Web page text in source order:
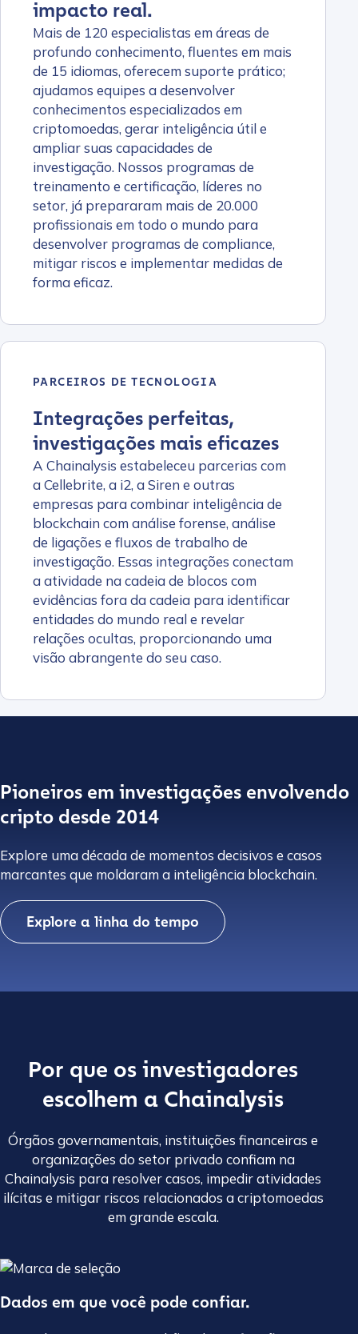
impacto real.
Mais de 120 especialistas em áreas de
profundo conhecimento, fluentes em mais
de 15 idiomas, oferecem suporte prático;
ajudamos equipes a desenvolver
conhecimentos especializados em
criptomoedas, gerar inteligência útil e
ampliar suas capacidades de
investigação. Nossos programas de
treinamento e certificação, líderes no
setor, já prepararam mais de 20.000
profissionais em todo o mundo para
desenvolver programas de compliance,
mitigar riscos e implementar medidas de
forma eficaz.
PARCEIROS DE TECNOLOGIA
Integrações perfeitas,
investigações mais eficazes
A Chainalysis estabeleceu parcerias com
a Cellebrite, a i2, a Siren e outras
empresas para combinar inteligência de
blockchain com análise forense, análise
de ligações e fluxos de trabalho de
investigação. Essas integrações conectam
a atividade na cadeia de blocos com
evidências fora da cadeia para identificar
entidades do mundo real e revelar
relações ocultas, proporcionando uma
visão abrangente do seu caso.
Pioneiros em investigações envolvendo
cripto desde 2014
Explore uma década de momentos decisivos e casos
marcantes que moldaram a inteligência blockchain.
Explore a linha do tempo
Por que os investigadores
escolhem a Chainalysis
Órgãos governamentais, instituições financeiras e
organizações do setor privado confiam na
Chainalysis para resolver casos, impedir atividades
ilícitas e mitigar riscos relacionados a criptomoedas
em grande escala.
Dados em que você pode confiar.